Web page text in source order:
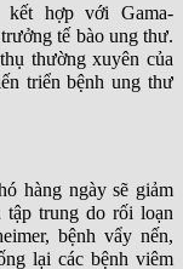
kết hợp với Gama-
tế bào ung thư.
thường xuyên của
triển bệnh ung thư
hàng ngày sẽ giảm
tập trung do rối loạn
bệnh vẩy nến,
lại các bệnh viêm